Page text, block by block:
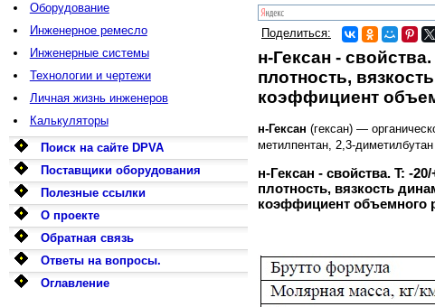
Оборудование
Инженерное ремесло
Инженерные системы
Технологии и чертежи
Личная жизнь инженеров
Калькуляторы
Поиск на сайте DPVA
Поставщики оборудования
Полезные ссылки
О проекте
Обратная связь
Ответы на вопросы.
Оглавление
Поделиться:
н-Гексан -
плотность,
коэффициент
н-Гексан (гексан) —
метилпентан, 2,3-
н-Гексан - свойства. T: -
плотность, вязкость
коэффициент объемного